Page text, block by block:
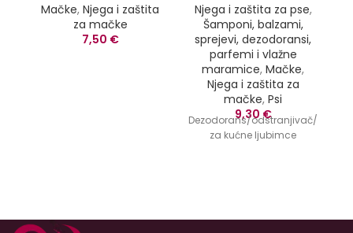
Mačke, Njega i zaštita
za mačke
7,50 €
Njega i zaštita za pse,
Šamponi, balzami,
sprejevi, dezodoransi,
parfemi i vlažne
maramice, Mačke,
Njega i zaštita za
mačke, Psi
9,30 €
Dezodorans/odstranjivač/sprej
za kućne ljubimce